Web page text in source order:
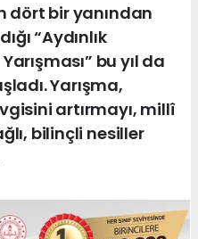
dört bir yanından
“Aydınlık
bu yıl da
Yarışma,
artırmayı, millî
bilinçli nesiller